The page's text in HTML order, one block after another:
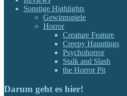
Sonstige Highlights
Gewinnspiele
Horror
Creature Feature
Creepy Hauntings
Psychohorror
Stalk and Slash
the Horror Pit
Darum geht es hier!